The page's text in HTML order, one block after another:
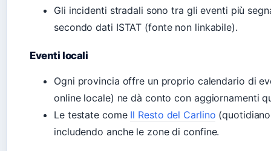
Gli incidenti stradali sono tra gli eventi più
secondo dati ISTAT (fonte non linkabile).
Eventi locali
Ogni provincia offre un proprio calendario di
online locale) ne dà conto con aggiornamenti
Le testate come Il Resto del Carlino
includendo anche le zone di confine.